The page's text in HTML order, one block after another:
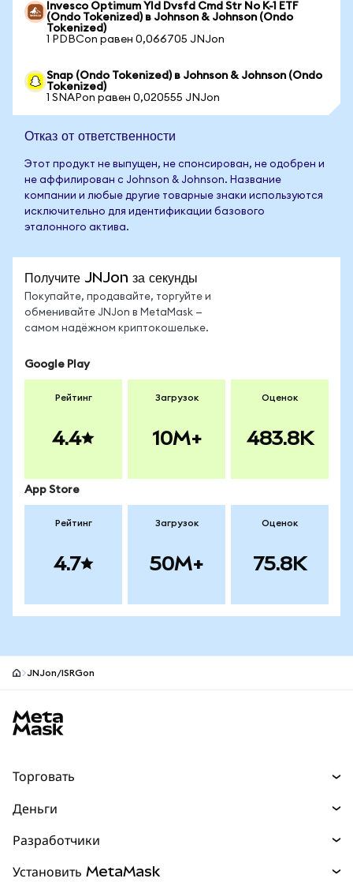
Invesco Optimum Yld Dvsfd Cmd Str No K-1 ETF
(Ondo Tokenized) в Johnson & Johnson (Ondo
Tokenized)
1 PDBCon равен 0,066705 JNJon
Snap (Ondo Tokenized) в Johnson & Johnson (Ondo
Tokenized)
1 SNAPon равен 0,020555 JNJon
Отказ от ответственности
Этот продукт не выпущен, не спонсирован, не одобрен и
не аффилирован с Johnson & Johnson. Название
компании и любые другие товарные знаки используются
исключительно для идентификации базового
эталонного актива.
Получите JNJon за секунды
Покупайте, продавайте, торгуйте и
обменивайте JNJon в MetaMask —
самом надёжном криптокошельке.
Google Play
Рейтинг
4.4
Загрузок
10M+
Оценок
483.8K
App Store
Рейтинг
4.7
Загрузок
50M+
Оценок
75.8K
JNJon/ISRGon
Торговать
Прогнозы
Перпы НОВИНКА
Деньги
Разработчики
Установить MetaMask